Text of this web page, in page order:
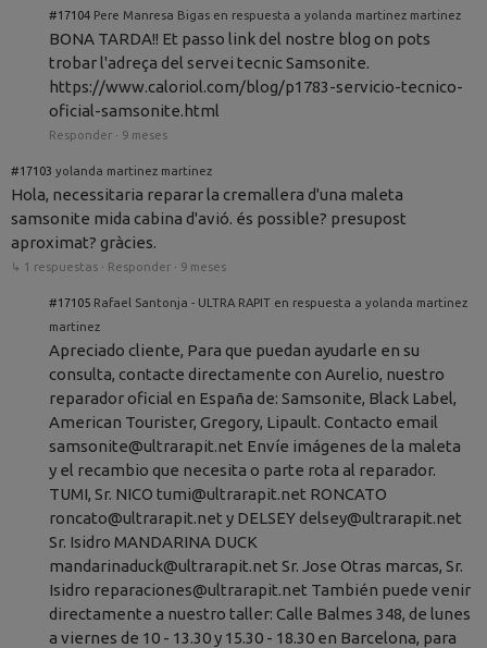
#17104 Pere Manresa Bigas en respuesta a yolanda martinez martinez
BONA TARDA!! Et passo link del nostre blog on pots
trobar l'adreça del servei tecnic Samsonite.
https://www.caloriol.com/blog/p1783-servicio-tecnico-
oficial-samsonite.html
Responder · 9 meses
#17103 yolanda martinez martinez
Hola, necessitaria reparar la cremallera d'una maleta
samsonite mida cabina d'avió. és possible? presupost
aproximat? gràcies.
↳ 1 respuestas · Responder · 9 meses
#17105 Rafael Santonja - ULTRA RAPIT en respuesta a yolanda martinez
martinez
Apreciado cliente, Para que puedan ayudarle en su
consulta, contacte directamente con Aurelio, nuestro
reparador oficial en España de: Samsonite, Black Label,
American Tourister, Gregory, Lipault. Contacto email
samsonite@ultrarapit.net Envíe imágenes de la maleta
y el recambio que necesita o parte rota al reparador.
TUMI, Sr. NICO tumi@ultrarapit.net RONCATO
roncato@ultrarapit.net y DELSEY delsey@ultrarapit.net
Sr. Isidro MANDARINA DUCK
mandarinaduck@ultrarapit.net Sr. Jose Otras marcas, Sr.
Isidro reparaciones@ultrarapit.net También puede venir
directamente a nuestro taller: Calle Balmes 348, de lunes
a viernes de 10 - 13.30 y 15.30 - 18.30 en Barcelona, para